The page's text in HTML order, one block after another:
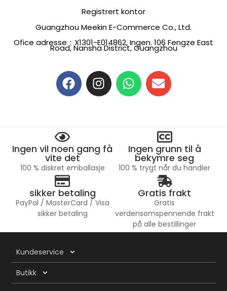
Registrert kontor
Guangzhou Meekin E-Commerce Co., Ltd.
Ofice adresse：X1301-E014862, Ingen. 106 Fengze East
Road, Nansha District, Guangzhou
Ingen vil noen gang få
vite det
100 % diskret emballasje
Ingen grunn til å
bekymre seg
100 % trygt når du handler
sikker betaling
PayPal / MasterCard / Visa
sikker betaling
Gratis frakt
Gratis
verdensomspennende frakt
på alle bestillinger
Kundeservice
Butikk